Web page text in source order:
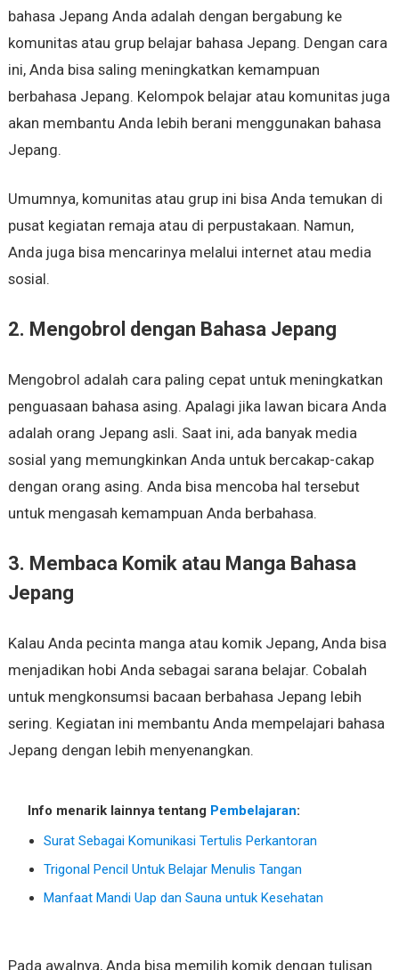
bahasa Jepang Anda adalah dengan bergabung ke
komunitas atau grup belajar bahasa Jepang. Dengan cara
ini, Anda bisa saling meningkatkan kemampuan
berbahasa Jepang. Kelompok belajar atau komunitas juga
akan membantu Anda lebih berani menggunakan bahasa
Jepang.
Umumnya, komunitas atau grup ini bisa Anda temukan di
pusat kegiatan remaja atau di perpustakaan. Namun,
Anda juga bisa mencarinya melalui internet atau media
sosial.
2. Mengobrol dengan Bahasa Jepang
Mengobrol adalah cara paling cepat untuk meningkatkan
penguasaan bahasa asing. Apalagi jika lawan bicara Anda
adalah orang Jepang asli. Saat ini, ada banyak media
sosial yang memungkinkan Anda untuk bercakap-cakap
dengan orang asing. Anda bisa mencoba hal tersebut
untuk mengasah kemampuan Anda berbahasa.
3. Membaca Komik atau Manga Bahasa
Jepang
Kalau Anda pecinta manga atau komik Jepang, Anda bisa
menjadikan hobi Anda sebagai sarana belajar. Cobalah
untuk mengkonsumsi bacaan berbahasa Jepang lebih
sering. Kegiatan ini membantu Anda mempelajari bahasa
Jepang dengan lebih menyenangkan.
Info menarik lainnya tentang Pembelajaran:
Surat Sebagai Komunikasi Tertulis Perkantoran
Trigonal Pencil Untuk Belajar Menulis Tangan
Manfaat Mandi Uap dan Sauna untuk Kesehatan
Pada awalnya, Anda bisa memilih komik dengan tulisan